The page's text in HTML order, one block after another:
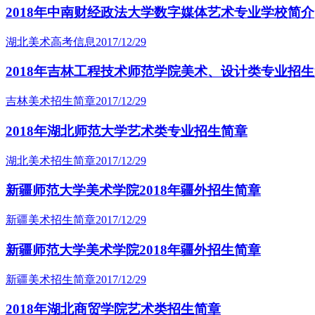
2018年中南财经政法大学数字媒体艺术专业学校简介
湖北美术高考信息2017/12/29
2018年吉林工程技术师范学院美术、设计类专业招
吉林美术招生简章2017/12/29
2018年湖北师范大学艺术类专业招生简章
湖北美术招生简章2017/12/29
新疆师范大学美术学院2018年疆外招生简章
新疆美术招生简章2017/12/29
新疆师范大学美术学院2018年疆外招生简章
新疆美术招生简章2017/12/29
2018年湖北商贸学院艺术类招生简章